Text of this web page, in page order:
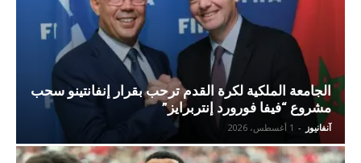
الجامعة الملكية لكرة القدم ترحب بقرار إنفانتينو سحب
مشروع “فيفا فورورد إنتربرايز”
آنفانيوز - 1 أغسطس، 2026